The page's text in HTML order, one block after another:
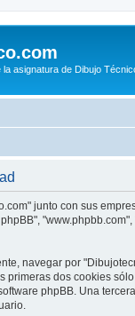
asignatura de Dibujo
junto con sus
navegar por
primeras dos cookies
phpBB. Una